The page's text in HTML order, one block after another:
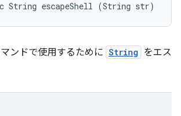
String escapeShell (String str)
ンドで使用するために String をエス